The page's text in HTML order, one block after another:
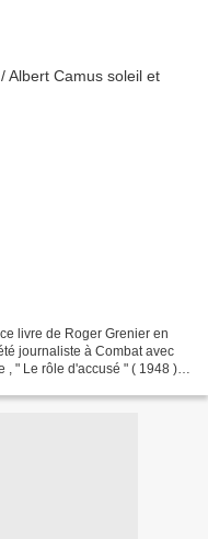
livre de Roger Grenier en
journaliste à Combat avec
" Le rôle d'accusé " ( 1948 ) ,